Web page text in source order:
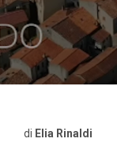
di Elia Rinaldi